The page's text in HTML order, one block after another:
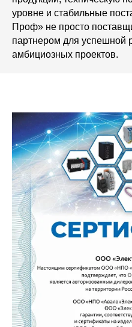
уровне и стабильные
Проф» не просто
партнером для успешной
амбициозных проектов.